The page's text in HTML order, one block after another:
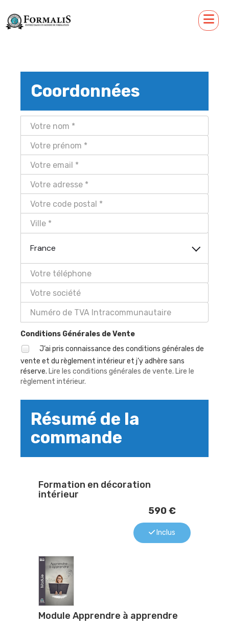
Coordonnées
France
Conditions Générales de Vente
J’ai pris connaissance des conditions générales de
vente et du règlement intérieur et j’y adhère sans
réserve. Lire les conditions générales de vente. Lire le
règlement intérieur.
Résumé de la
commande
Formation en décoration
intérieur
590 €
Inclus
Module Apprendre à apprendre